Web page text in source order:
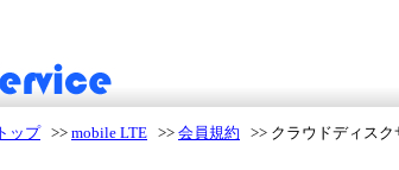
トップ >> mobile LTE >> 会員規約 >> クラウドディス